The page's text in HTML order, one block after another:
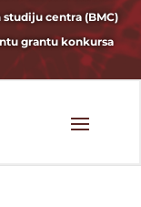
centra (BMC)
grantu konkursa